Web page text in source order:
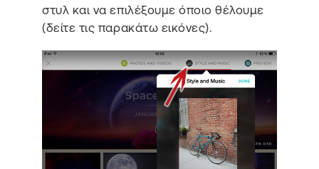
στυλ και να επιλέξουμε όποιο θέλουμε
(δείτε τις παρακάτω εικόνες).